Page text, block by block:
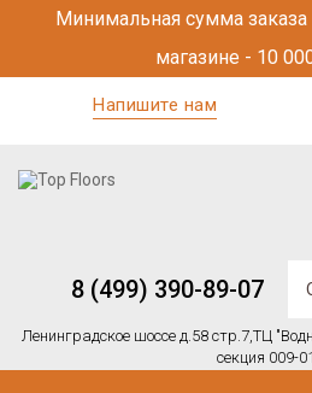
Минимальная сумма
магазине - 10
Напишите нам
8 (499) 390-89-07
Ленинградское шоссе д.58 стр.7,ТЦ
секция 009-